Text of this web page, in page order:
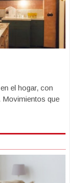
el hogar, con
Movimientos que